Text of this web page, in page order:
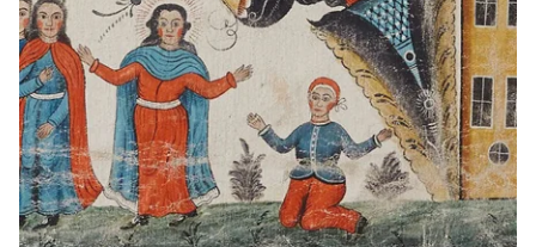
PEER REVIEW PROCESS